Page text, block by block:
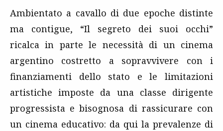
Ambientato a cavallo di due epoche distinte
ma contigue, “Il segreto dei suoi occhi”
ricalca in parte le necessità di un cinema
argentino costretto a sopravvivere con i
finanziamenti dello stato e le limitazioni
artistiche imposte da una classe dirigente
progressista e bisognosa di rassicurare con
un cinema educativo: da qui la prevalenze di